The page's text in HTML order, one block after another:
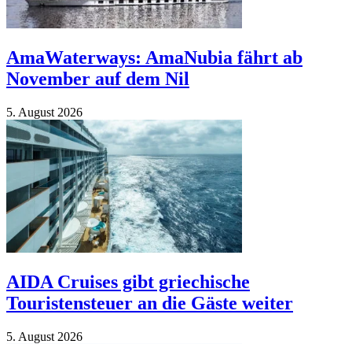
AmaWaterways: AmaNubia fährt ab
November auf dem Nil
5. Au­gust 2026
AIDA Cruises gibt griechische
Touristensteuer an die Gäste weiter
5. Au­gust 2026